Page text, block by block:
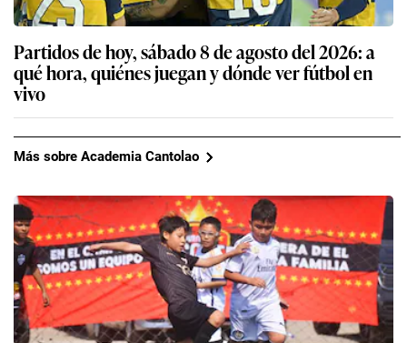
Partidos de hoy, sábado 8 de agosto del 2026: a
qué hora, quiénes juegan y dónde ver fútbol en
vivo
Más sobre Academia Cantolao